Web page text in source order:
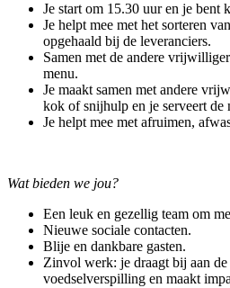
Je start om 15.30 uur en je bent
Je helpt mee met het sorteren
opgehaald bij de leveranciers.
Samen met de andere
menu.
Je maakt samen met andere
kok of snijhulp en je serveert de
Je helpt mee met afruimen,
Wat bieden we jou?
Een leuk en gezellig team om
Nieuwe sociale contacten.
Blije en dankbare gasten.
Zinvol werk: je draagt bij aan de
voedselverspilling en maakt